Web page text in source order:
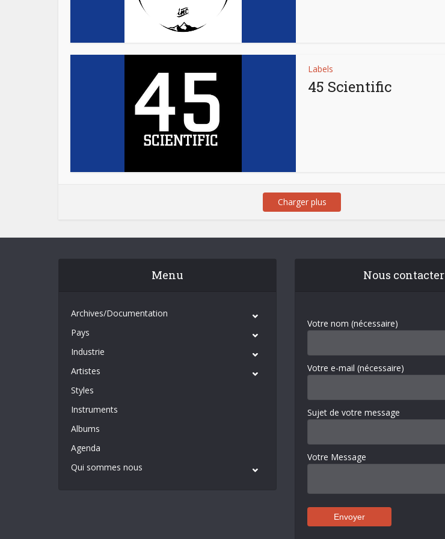
Labels
45 Scientific
Charger plus
Menu
Archives/Documentation
Pays
Industrie
Artistes
Styles
Instruments
Albums
Agenda
Qui sommes nous
Nous contacter
Votre nom (nécessaire)
Votre e-mail (nécessaire)
Sujet de votre message
Votre Message